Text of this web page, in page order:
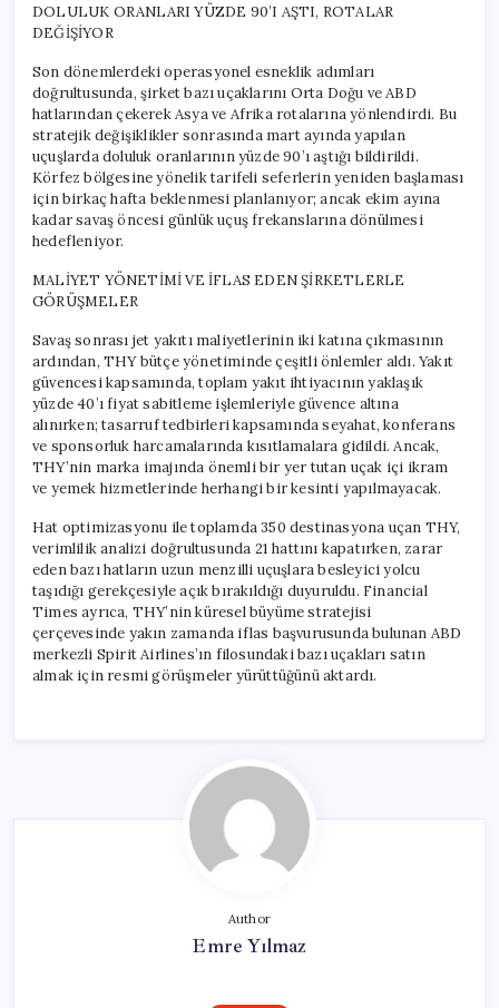
DOLULUK ORANLARI YÜZDE 90’I AŞTI, ROTALAR
DEĞİŞİYOR
Son dönemlerdeki operasyonel esneklik adımları
doğrultusunda, şirket bazı uçaklarını Orta Doğu ve ABD
hatlarından çekerek Asya ve Afrika rotalarına yönlendirdi. Bu
stratejik değişiklikler sonrasında mart ayında yapılan
uçuşlarda doluluk oranlarının yüzde 90’ı aştığı bildirildi.
Körfez bölgesine yönelik tarifeli seferlerin yeniden başlaması
için birkaç hafta beklenmesi planlanıyor; ancak ekim ayına
kadar savaş öncesi günlük uçuş frekanslarına dönülmesi
hedefleniyor.
MALİYET YÖNETİMİ VE İFLAS EDEN ŞİRKETLERLE
GÖRÜŞMELER
Savaş sonrası jet yakıtı maliyetlerinin iki katına çıkmasının
ardından, THY bütçe yönetiminde çeşitli önlemler aldı. Yakıt
güvencesi kapsamında, toplam yakıt ihtiyacının yaklaşık
yüzde 40’ı fiyat sabitleme işlemleriyle güvence altına
alınırken; tasarruf tedbirleri kapsamında seyahat, konferans
ve sponsorluk harcamalarında kısıtlamalara gidildi. Ancak,
THY’nin marka imajında önemli bir yer tutan uçak içi ikram
ve yemek hizmetlerinde herhangi bir kesinti yapılmayacak.
Hat optimizasyonu ile toplamda 350 destinasyona uçan THY,
verimlilik analizi doğrultusunda 21 hattını kapatırken, zarar
eden bazı hatların uzun menzilli uçuşlara besleyici yolcu
taşıdığı gerekçesiyle açık bırakıldığı duyuruldu. Financial
Times ayrıca, THY’nin küresel büyüme stratejisi
çerçevesinde yakın zamanda iflas başvurusunda bulunan ABD
merkezli Spirit Airlines’ın filosundaki bazı uçakları satın
almak için resmi görüşmeler yürüttüğünü aktardı.
Author
Emre Yılmaz